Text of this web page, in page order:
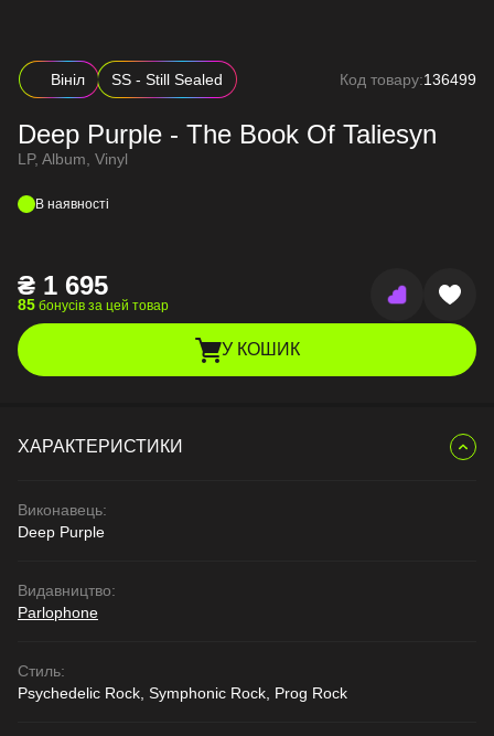
Вініл SS - Still Sealed Код товару:136499
Deep Purple - The Book Of Taliesyn
LP, Album, Vinyl
В наявності
₴ 1 695
85 бонусів за цей товар
У КОШИК
ХАРАКТЕРИСТИКИ
Виконавець:
Deep Purple
Видавництво:
Parlophone
Стиль:
Psychedelic Rock, Symphonic Rock, Prog Rock